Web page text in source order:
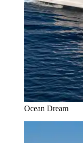
Ocean Dream